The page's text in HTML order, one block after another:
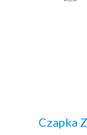
Czapka